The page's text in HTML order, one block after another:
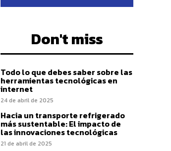
Don't miss
Todo lo que debes saber sobre las
herramientas tecnológicas en
internet
24 de abril de 2025
Hacia un transporte refrigerado
más sustentable: El impacto de
las innovaciones tecnológicas
21 de abril de 2025